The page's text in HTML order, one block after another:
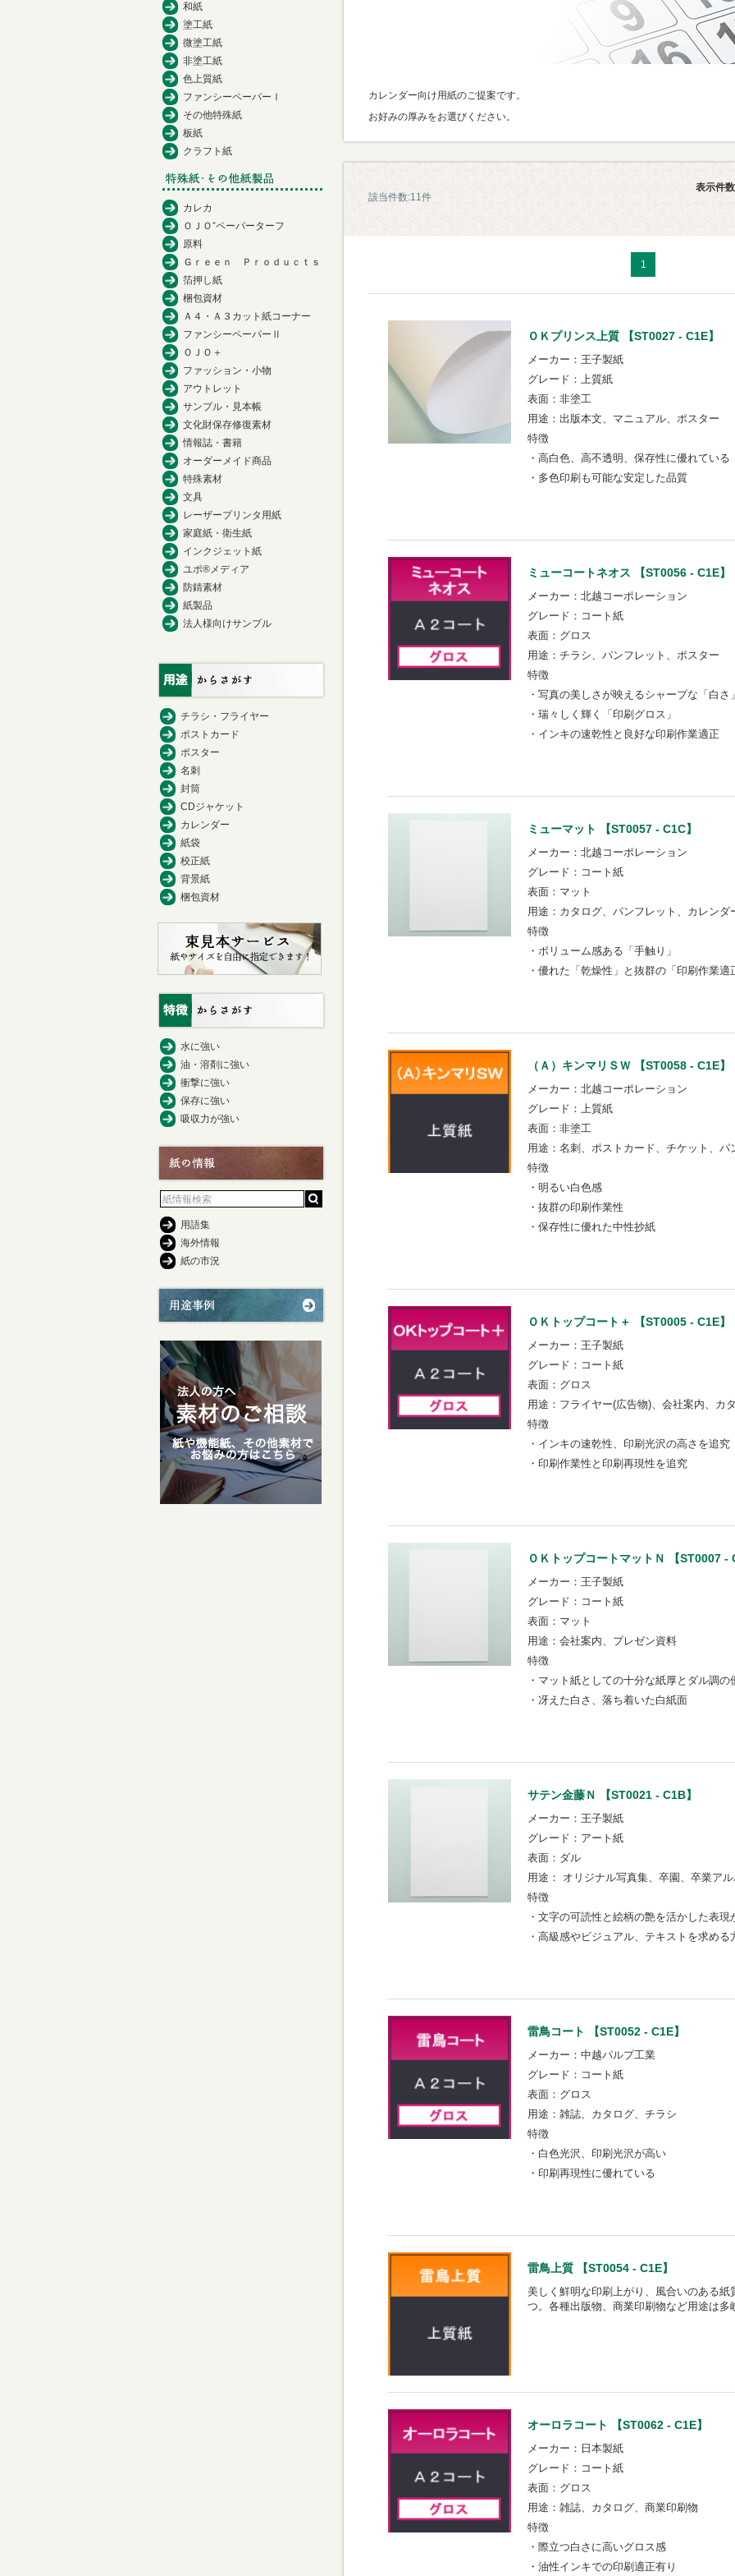
カレンダー向け用紙のご提案です。
お好みの厚みをお選びください。
該当件数:11件
表示件
1
ＯＫプリンス上質 【ST0027 - C1E】
メーカー：王子製紙
グレード：上質紙
表面：非塗工
用途：出版本文、マニュアル、ポスター
特徴
・高白色、高不透明、保存性に優れている
・多色印刷も可能な安定した品質
ミューコートネオス 【ST0056 - C1E】
メーカー：北越コーポレーション
グレード：コート紙
表面：グロス
用途：チラシ、パンフレット、ポスター
特徴
・写真の美しさが映えるシャープな「白さ
・瑞々しく輝く「印刷グロス」
・インキの速乾性と良好な印刷作業適正
ミューマット 【ST0057 - C1C】
メーカー：北越コーポレーション
グレード：コート紙
表面：マット
用途：カタログ、パンフレット、カレンダ
特徴
・ボリューム感ある「手触り」
・優れた「乾燥性」と抜群の「印刷作業適
（Ａ）キンマリＳＷ 【ST0058 - C1E】
メーカー：北越コーポレーション
グレード：上質紙
表面：非塗工
用途：名刺、ポストカード、チケット、パ
特徴
・明るい白色感
・抜群の印刷作業性
・保存性に優れた中性抄紙
ＯＫトップコート＋ 【ST0005 - C1E】
メーカー：王子製紙
グレード：コート紙
表面：グロス
用途：フライヤー(広告物)、会社案内、カ
特徴
・インキの速乾性、印刷光沢の高さを追究
・印刷作業性と印刷再現性を追究
ＯＫトップコートマットＮ 【ST0007 -
メーカー：王子製紙
グレード：コート紙
表面：マット
用途：会社案内、プレゼン資料
特徴
・マット紙としての十分な紙厚とダル調
・冴えた白さ、落ち着いた白紙面
サテン金藤Ｎ 【ST0021 - C1B】
メーカー：王子製紙
グレード：アート紙
表面：ダル
用途： オリジナル写真集、卒園、卒業ア
特徴
・文字の可読性と絵柄の艶を活かした表現
・高級感やビジュアル、テキストを求める
雷鳥コート 【ST0052 - C1E】
メーカー：中越パルプ工業
グレード：コート紙
表面：グロス
用途：雑誌、カタログ、チラシ
特徴
・白色光沢、印刷光沢が高い
・印刷再現性に優れている
雷鳥上質 【ST0054 - C1E】
美しく鮮明な印刷上がり、風合いのある
つ。各種出版物、商業印刷物など用途は多
オーロラコート 【ST0062 - C1E】
メーカー：日本製紙
グレード：コート紙
表面：グロス
用途：雑誌、カタログ、商業印刷物
特徴
・際立つ白さに高いグロス感
・油性インキでの印刷適正有り
和紙
塗工紙
微塗工紙
非塗工紙
色上質紙
ファンシーペーパーⅠ
その他特殊紙
板紙
クラフト紙
カレカ
ＯＪＯ⁺ペーパーターフ
原料
Ｇｒｅｅｎ Ｐｒｏｄｕｃｔｓ
箔押し紙
梱包資材
Ａ４・Ａ３カット紙コーナー
ファンシーペーパーⅡ
ＯＪＯ＋
ファッション・小物
アウトレット
サンプル・見本帳
文化財保存修復素材
情報誌・書籍
オーダーメイド商品
特殊素材
文具
レーザープリンタ用紙
家庭紙・衛生紙
インクジェット紙
ユポ®メディア
防錆素材
紙製品
法人様向けサンプル
チラシ・フライヤー
ポストカード
ポスター
名刺
封筒
CDジャケット
カレンダー
紙袋
校正紙
背景紙
梱包資材
水に強い
油・溶剤に強い
衝撃に強い
保存に強い
吸収力が強い
用語集
海外情報
紙の市況